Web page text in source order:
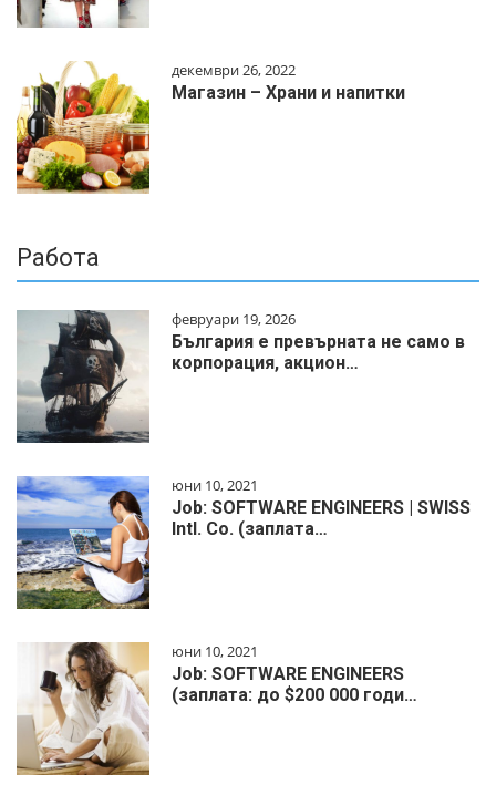
декември 26, 2022
Магазин – Храни и напитки
Работа
февруари 19, 2026
България е превърната не само в
корпорация, акцион…
юни 10, 2021
Job: SOFTWARE ENGINEERS | SWISS
Intl. Co. (заплата…
юни 10, 2021
Job: SOFTWARE ENGINEERS
(заплата: до $200 000 годи…